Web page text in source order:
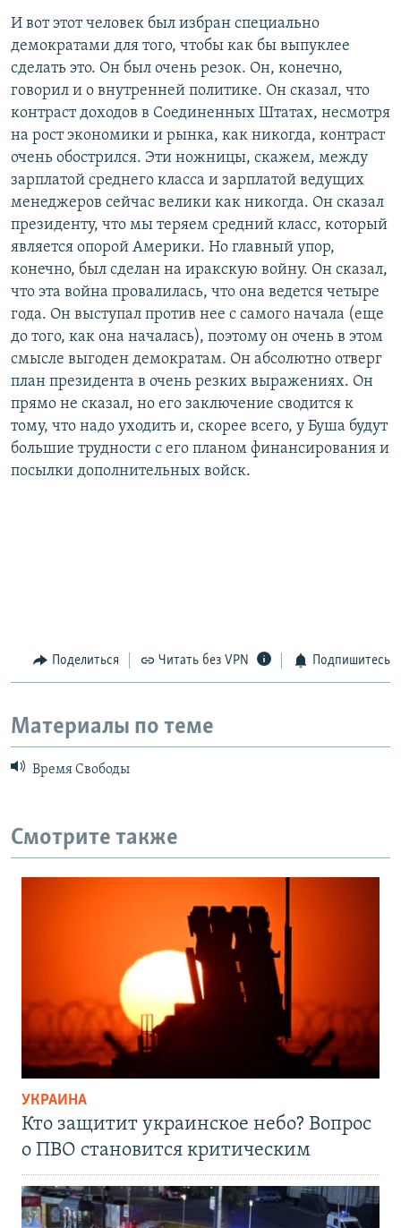
И вот этот человек был избран специально
демократами для того, чтобы как бы выпуклее
сделать это. Он был очень резок. Он, конечно,
говорил и о внутренней политике. Он сказал, что
контраст доходов в Соединенных Штатах, несмотря
на рост экономики и рынка, как никогда, контраст
очень обострился. Эти ножницы, скажем, между
зарплатой среднего класса и зарплатой ведущих
менеджеров сейчас велики как никогда. Он сказал
президенту, что мы теряем средний класс, который
является опорой Америки. Но главный упор,
конечно, был сделан на иракскую войну. Он сказал,
что эта война провалилась, что она ведется четыре
года. Он выступал против нее с самого начала (еще
до того, как она началась), поэтому он очень в этом
смысле выгоден демократам. Он абсолютно отверг
план президента в очень резких выражениях. Он
прямо не сказал, но его заключение сводится к
тому, что надо уходить и, скорее всего, у Буша будут
большие трудности с его планом финансирования и
посылки дополнительных войск.
Поделиться Читать без VPN Подпишитесь
Материалы по теме
Время Свободы
Смотрите также
УКРАИНА
Кто защитит украинское небо? Вопрос
о ПВО становится критическим